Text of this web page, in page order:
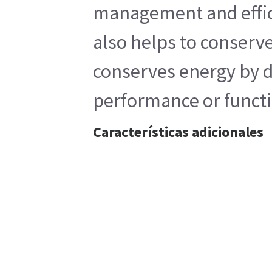
management and
also helps to
conserves energy by
performance or
Características adicionales